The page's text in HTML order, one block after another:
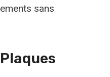
sans